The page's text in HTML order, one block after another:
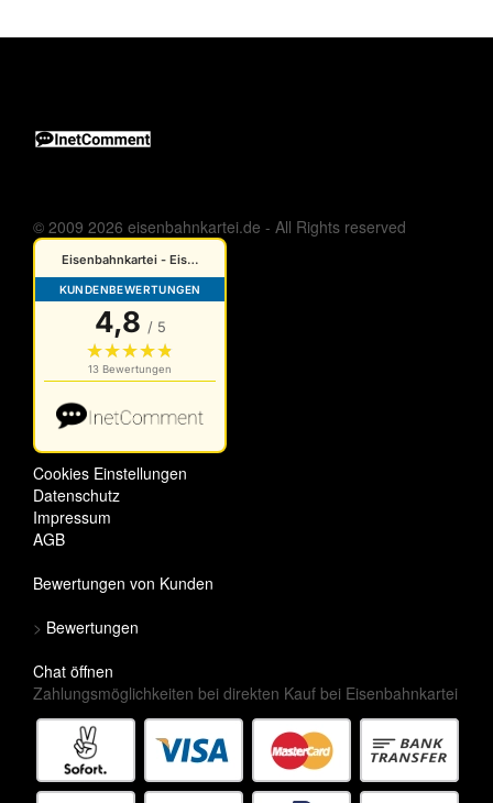
© 2009 2026 eisenbahnkartei.de - All Rights reserved
Cookies Einstellungen
Datenschutz
Impressum
AGB
Bewertungen von Kunden
> Bewertungen
Chat öffnen
Zahlungsmöglichkeiten bei direkten Kauf bei Eisenbahnkartei